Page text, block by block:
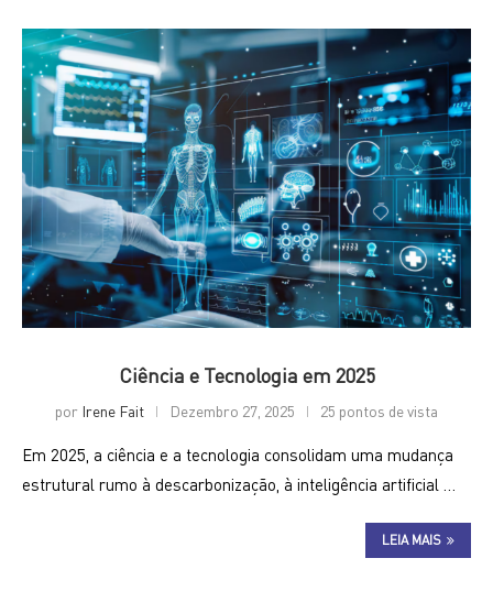
Ciência e Tecnologia em 2025
por Irene Fait Dezembro 27, 2025 25 pontos de vista
Em 2025, a ciência e a tecnologia consolidam uma mudança
estrutural rumo à descarbonização, à inteligência artificial …
LEIA MAIS